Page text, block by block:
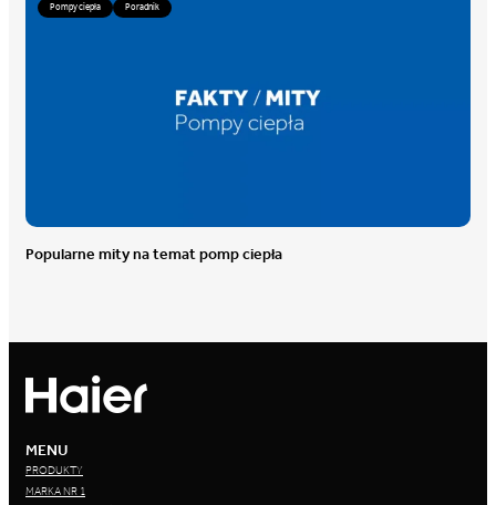
Pompy ciepła Poradnik
Popularne mity na temat pomp ciepła
MENU
PRODUKTY
MARKA NR 1